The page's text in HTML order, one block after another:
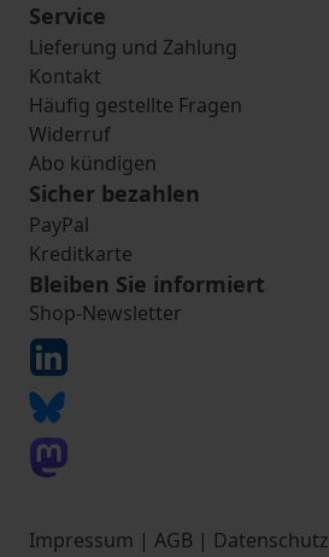
Service
Lieferung und Zahlung
Kontakt
Häufig gestellte Fragen
Widerruf
Abo kündigen
Sicher bezahlen
PayPal
Kreditkarte
Bleiben Sie informiert
Shop-Newsletter
Impressum | AGB | Datenschutz